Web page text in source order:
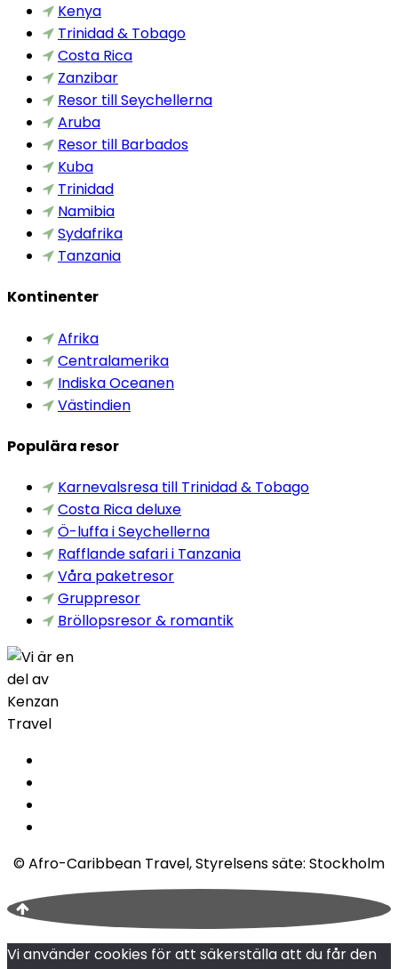
Kenya
Trinidad & Tobago
Costa Rica
Zanzibar
Resor till Seychellerna
Aruba
Resor till Barbados
Kuba
Trinidad
Namibia
Sydafrika
Tanzania
Kontinenter
Afrika
Centralamerika
Indiska Oceanen
Västindien
Populära resor
Karnevalsresa till Trinidad & Tobago
Costa Rica deluxe
Ö-luffa i Seychellerna
Rafflande safari i Tanzania
Våra paketresor
Gruppresor
Bröllopsresor & romantik
© Afro-Caribbean Travel, Styrelsens säte: Stockholm
Vi använder cookies för att säkerställa att du får den